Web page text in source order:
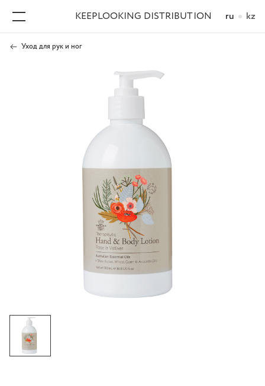
KEEPLOOKING DISTRIBUTION ru kz
Уход для рук и ног